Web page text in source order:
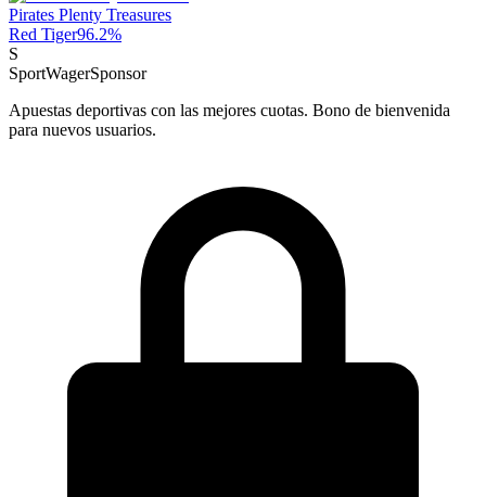
Pirates Plenty Treasures
Red Tiger96.2%
S
SportWagerSponsor
Apuestas deportivas con las mejores cuotas. Bono de bienvenida
para nuevos usuarios.